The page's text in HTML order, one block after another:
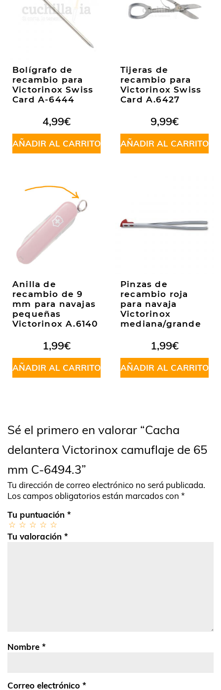
Bolígrafo de
recambio para
Victorinox Swiss
Card A-6444
4,99€
AÑADIR AL CARRITO
Tijeras de
recambio para
Victorinox Swiss
Card A.6427
9,99€
AÑADIR AL CARRITO
Anilla de
recambio de 9
mm para navajas
pequeñas
Victorinox A.6140
1,99€
AÑADIR AL CARRITO
Pinzas de
recambio roja
para navaja
Victorinox
mediana/grande
1,99€
AÑADIR AL CARRITO
Sé el primero en valorar “Cacha
delantera Victorinox camuflaje de 65
mm C-6494.3”
Tu dirección de correo electrónico no será publicada.
Los campos obligatorios están marcados con *
Tu puntuación *
Tu valoración *
Nombre *
Correo electrónico *